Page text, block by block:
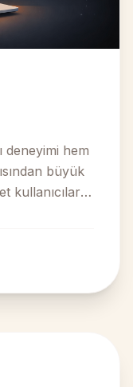
deneyimi hem
büyük
kullanıcıları